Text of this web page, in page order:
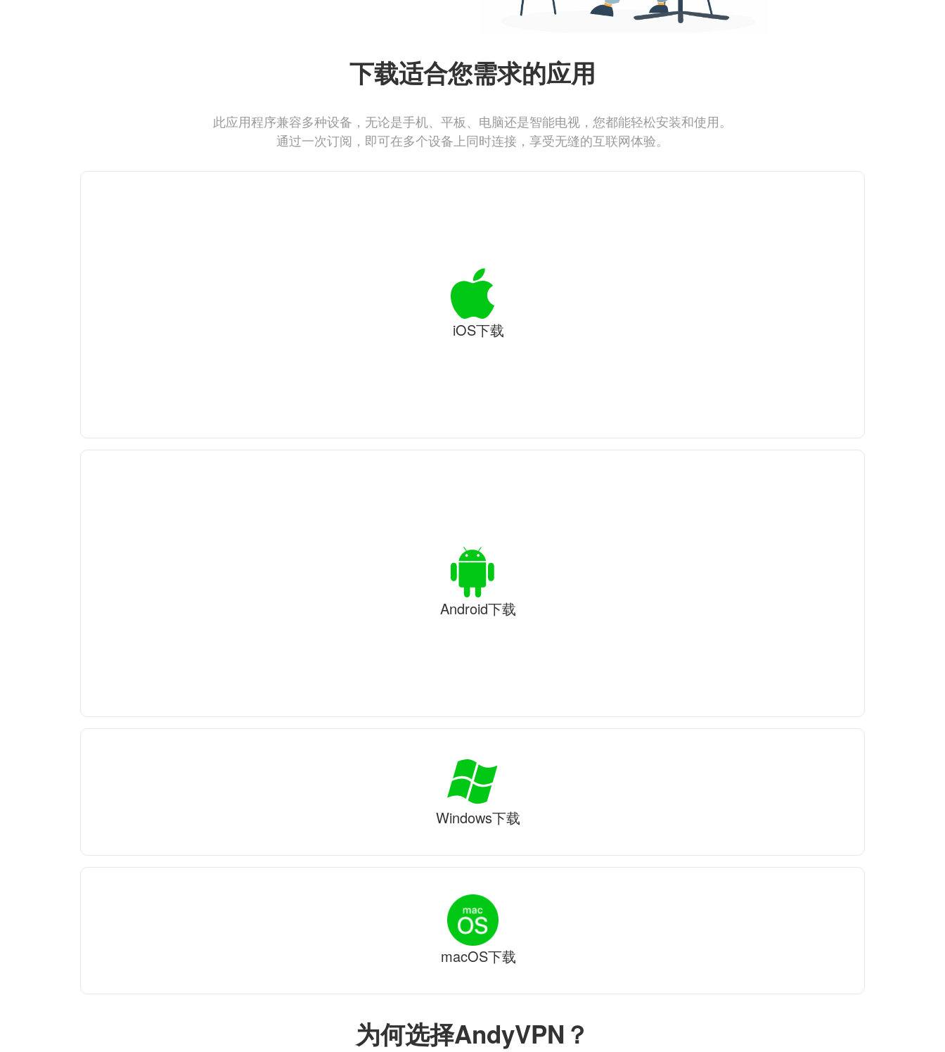
为何选择AndyVPN？
下载适合您需求的应用
此应用程序兼容多种设备，无论是手机、平板、电脑还是智能电视，您都能轻松安装和使用。
通过一次订阅，即可在多个设备上同时连接，享受无缝的互联网体验。
iOS下载
Android下载
Windows下载
macOS下载